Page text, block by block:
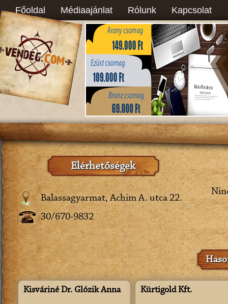
Főoldal Médiaajánlat Rólunk Kapcsolat
Elérhetőségek
Balassagyarmat, Achim A. utca 22.
30/670-9832
Kisváriné Dr. Glózik Anna Kürtigold Kft.